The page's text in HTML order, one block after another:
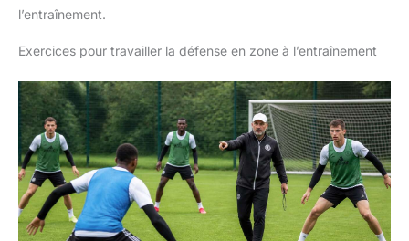
l’entraînement.
Exercices pour travailler la défense en zone à l’entraînement